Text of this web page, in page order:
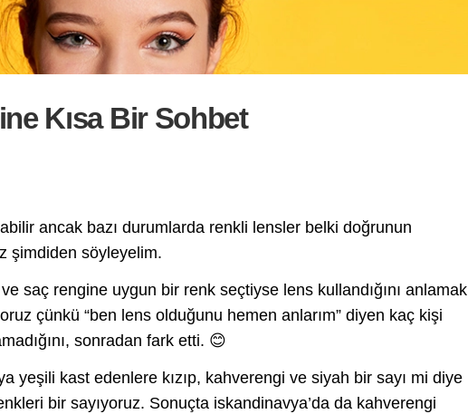
Kısa Bir Sohbet
ancak bazı durumlarda renkli lensler belki doğrunun
şimdiden söyleyelim.
saç rengine uygun bir renk seçtiyse lens kullandığını anlamak
çünkü “ben lens olduğunu hemen anlarım” diyen kaç kişi
sonradan fark etti. 😊
yeşili kast edenlere kızıp, kahverengi ve siyah bir sayı mi diye
bir sayıyoruz. Sonuçta iskandinavya’da da kahverengi